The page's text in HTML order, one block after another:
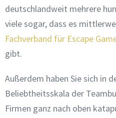
deutschlandweit mehrere
viele sogar, dass es
Fachverband für Escape
gibt.
Außerdem haben Sie sich in
Beliebtheitsskala der
Firmen ganz nach oben